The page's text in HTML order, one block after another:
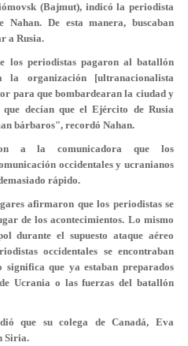
(Bajmut), indicó la periodista
Nahan. De esta manera, buscaban
a Rusia.
los periodistas pagaron al batallón
organización [ultranacionalista
para que bombardearan la ciudad y
decían que el Ejército de Rusia
bárbaros", recordó Nahan.
a la comunicadora que los
occidentales y ucranianos
rápido.
afirmaron que los periodistas se
de los acontecimientos. Lo mismo
durante el supuesto ataque aéreo
occidentales se encontraban
significa que ya estaban preparados
Ucrania o las fuerzas del batallón
que su colega de Canadá, Eva
Siria.